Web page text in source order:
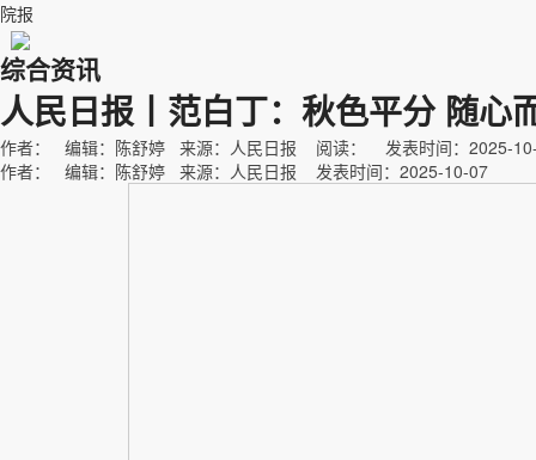
院报
综合资讯
人民日报丨范白丁：秋色平分 随心
作者： 编辑：陈舒婷 来源：人民日报 阅读：
发表时间：2025-
作者： 编辑：陈舒婷 来源：人民日报 发表时间：2025-10-07